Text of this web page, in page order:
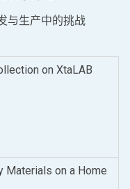
与生产中的挑战
on XtaLAB
Materials on a Home